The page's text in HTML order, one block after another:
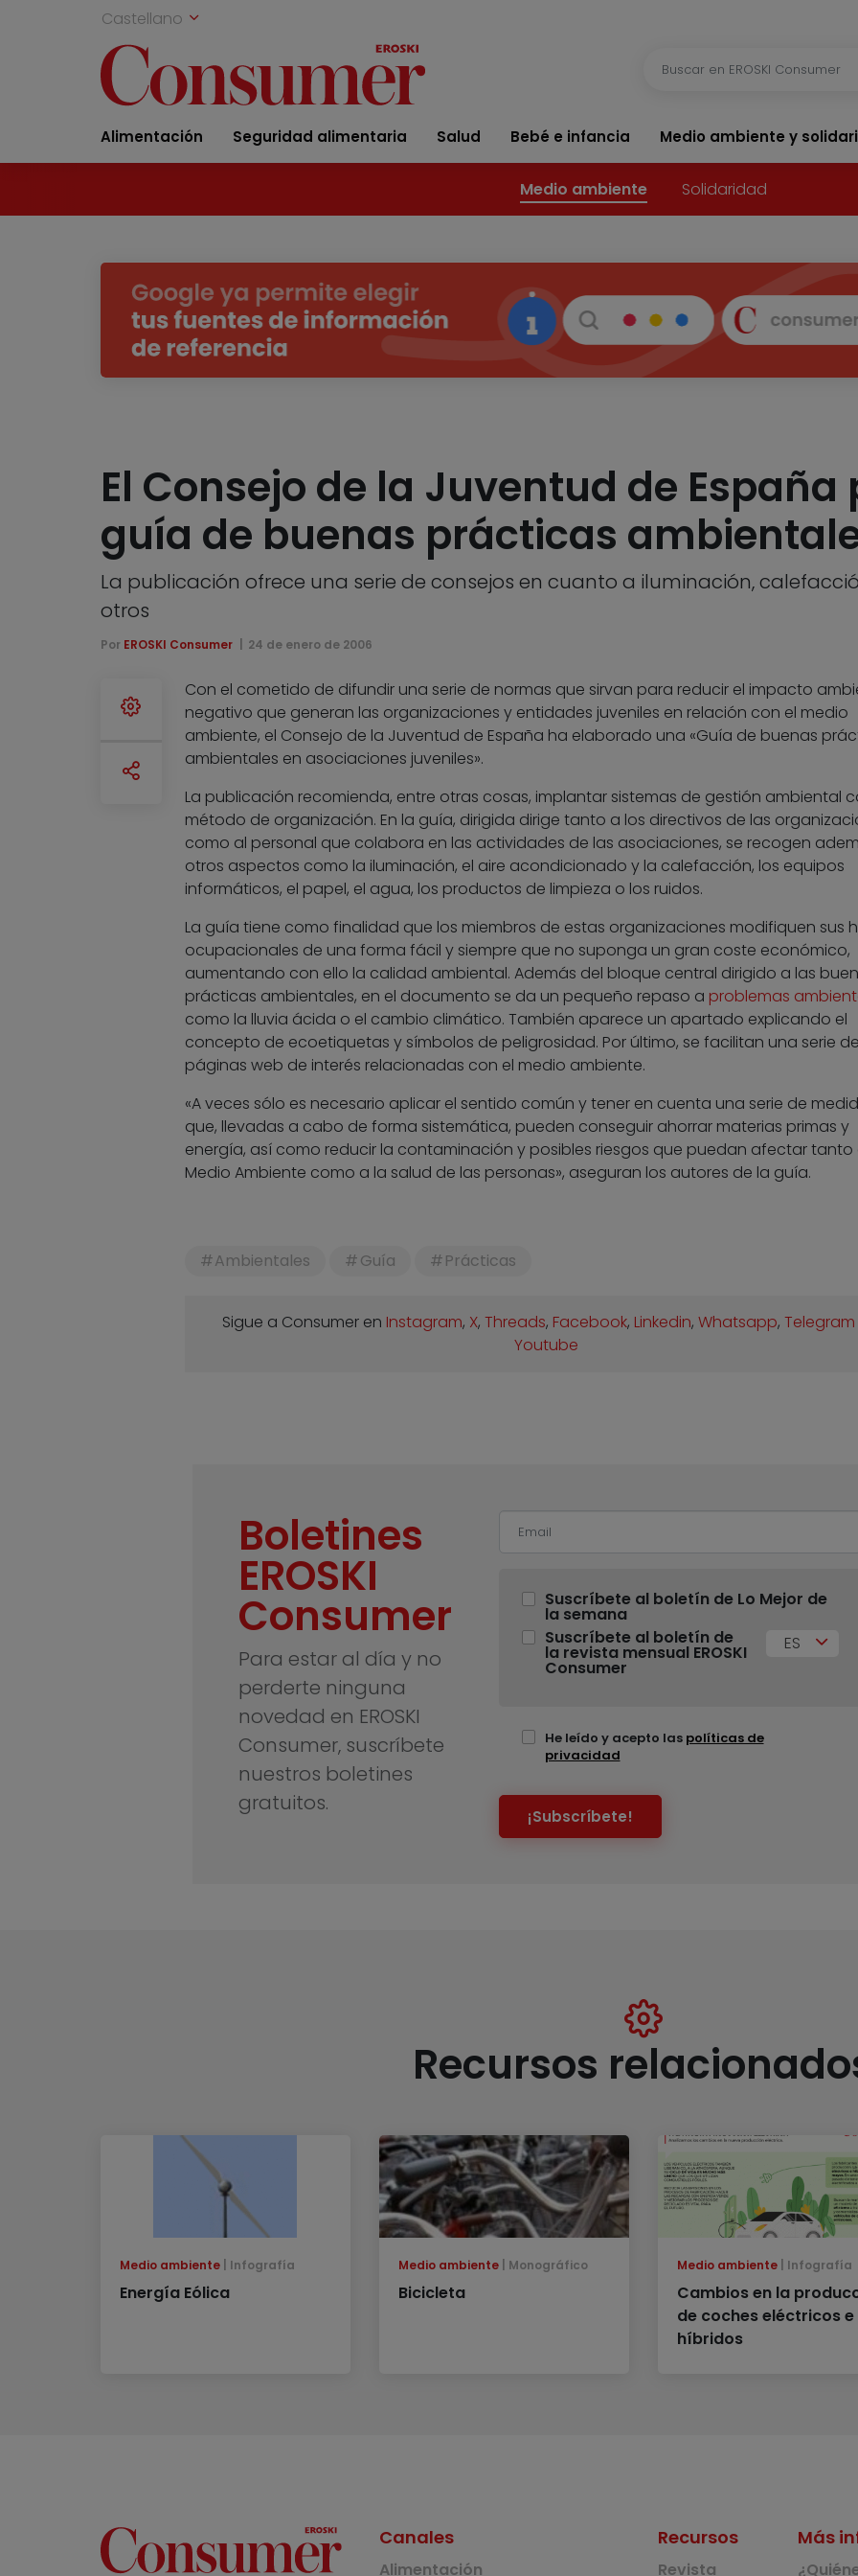
Castellano
Alimentación Seguridad alimentaria Salud Bebé e infancia Medio ambiente y
Medio ambiente Solidaridad
El Consejo de la Juventud de
guía de buenas prácticas
La publicación ofrece una serie de consejos en cuanto a iluminación,
otros
Por EROSKI Consumer 24 de enero de 2006
Con el cometido de difundir una serie de normas que sirvan para reducir el impacto
negativo que generan las organizaciones y entidades juveniles en relación con el medio
ambiente, el Consejo de la Juventud de España ha elaborado una «Guía de buenas
ambientales en asociaciones juveniles».
La publicación recomienda, entre otras cosas, implantar sistemas de gestión ambiental
método de organización. En la guía, dirigida dirige tanto a los directivos de las
como al personal que colabora en las actividades de las asociaciones, se recogen
otros aspectos como la iluminación, el aire acondicionado y la calefacción, los equipos
informáticos, el papel, el agua, los productos de limpieza o los ruidos.
La guía tiene como finalidad que los miembros de estas organizaciones modifiquen sus
ocupacionales de una forma fácil y siempre que no suponga un gran coste económico,
aumentando con ello la calidad ambiental. Además del bloque central dirigido a las
prácticas ambientales, en el documento se da un pequeño repaso a problemas
como la lluvia ácida o el cambio climático. También aparece un apartado explicando el
concepto de ecoetiquetas y símbolos de peligrosidad. Por último, se facilitan una serie
páginas web de interés relacionadas con el medio ambiente.
«A veces sólo es necesario aplicar el sentido común y tener en cuenta una serie de
que, llevadas a cabo de forma sistemática, pueden conseguir ahorrar materias primas y
energía, así como reducir la contaminación y posibles riesgos que puedan afectar tanto
Medio Ambiente como a la salud de las personas», aseguran los autores de la guía.
Ambientales Guía Prácticas
Sigue a Consumer en Instagram, X,Threads, Facebook, Linkedin,Whatsapp,Telegram
Youtube
Boletines
EROSKI
Consumer
Para estar al día y no
perderte ninguna
novedad en EROSKI
Consumer, suscríbete
nuestros boletines
gratuitos.
Suscríbete al boletín de Lo Mejor de
la semana
Suscríbete al boletín de
la revista mensual EROSKI
Consumer
ES
He leído y acepto las políticas de
privacidad
¡Subscríbete!
Recursos
Medio ambiente Infografía
Energía Eólica
Medio ambiente Monográfico
Bicicleta
Medio ambiente Infografía
Cambios en la
de coches eléctricos e
híbridos
Canales
Alimentación
Recursos
Revista
Más